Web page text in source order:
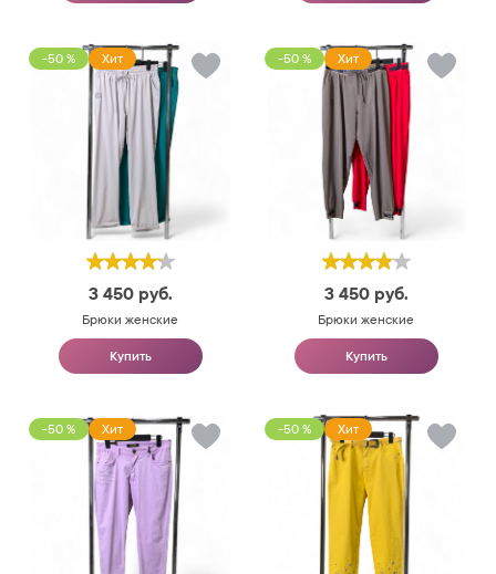
-50 % Хит
3 450 руб.
Брюки женские
Купить
-50 % Хит
3 450 руб.
Брюки женские
Купить
-50 % Хит -50 % Хит